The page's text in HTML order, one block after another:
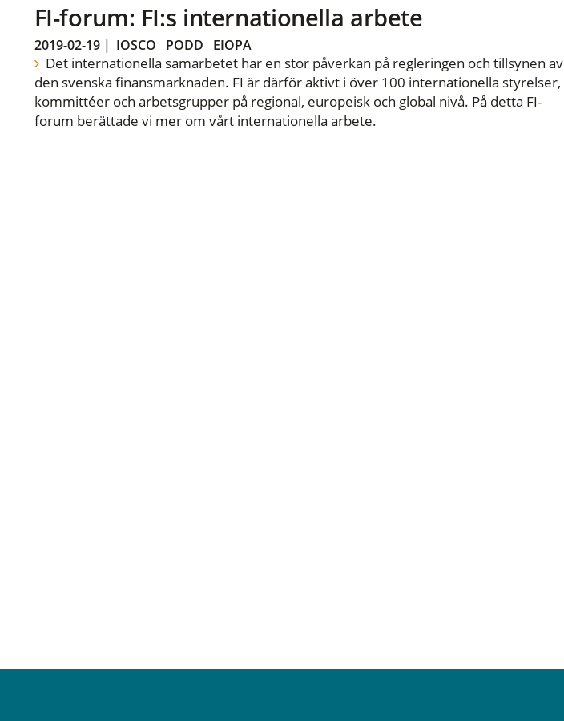
FI-forum: FI:s internationella arbete
2019-02-19| IOSCO PODD EIOPA
Det internationella samarbetet har en stor påverkan på regleringen och tillsynen av
den svenska finansmarknaden. FI är därför aktivt i över 100 internationella styrelser,
kommittéer och arbetsgrupper på regional, europeisk och global nivå. På detta FI-
forum berättade vi mer om vårt internationella arbete.